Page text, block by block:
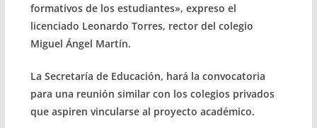
formativos de los estudiantes», expreso el
licenciado Leonardo Torres, rector del colegio
Miguel Ángel Martín.
La Secretaría de Educación, hará la convocatoria
para una reunión similar con los colegios privados
que aspiren vincularse al proyecto académico.